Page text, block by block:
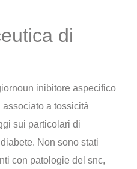
di
inibitore aspecifico
a tossicità
sui particolari di
Non sono stati
con patologie del snc,